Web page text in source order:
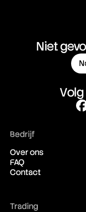
Stop-Limit Order
Stop-Loss Orders
Straddle Options
Strangle Options
Supply and Demand
Swap
Swing Trading
Swissy
Niet
Bedrijf
Over ons
FAQ
Contact
Trading